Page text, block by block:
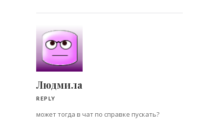
Людмила
REPLY
может тогда в чат по справке пускать?